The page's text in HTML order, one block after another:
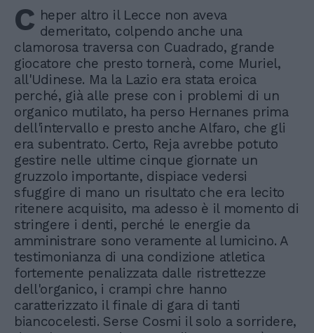
C heper altro il Lecce non aveva
demeritato, colpendo anche una
clamorosa traversa con Cuadrado, grande
giocatore che presto tornerà, come Muriel,
all'Udinese. Ma la Lazio era stata eroica
perché, già alle prese con i problemi di un
organico mutilato, ha perso Hernanes prima
dell'intervallo e presto anche Alfaro, che gli
era subentrato. Certo, Reja avrebbe potuto
gestire nelle ultime cinque giornate un
gruzzolo importante, dispiace vedersi
sfuggire di mano un risultato che era lecito
ritenere acquisito, ma adesso è il momento di
stringere i denti, perché le energie da
amministrare sono veramente al lumicino. A
testimonianza di una condizione atletica
fortemente penalizzata dalle ristrettezze
dell'organico, i crampi chre hanno
caratterizzato il finale di gara di tanti
biancocelesti. Serse Cosmi il solo a sorridere,